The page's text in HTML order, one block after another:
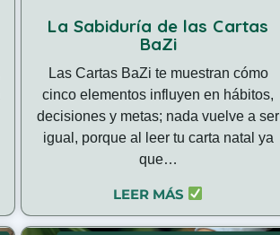
La Sabiduría de las Cartas
BaZi
Las Cartas BaZi te muestran cómo
cinco elementos influyen en hábitos,
decisiones y metas; nada vuelve a ser
igual, porque al leer tu carta natal ya
que…
LEER MÁS